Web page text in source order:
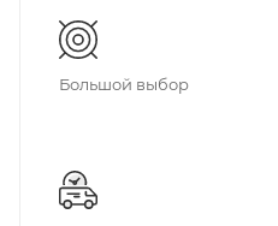
Большой выбор